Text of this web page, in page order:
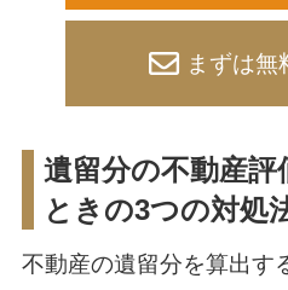
まずは無
遺留分の不動産
ときの3つの対処
不動産の遺留分を算出す